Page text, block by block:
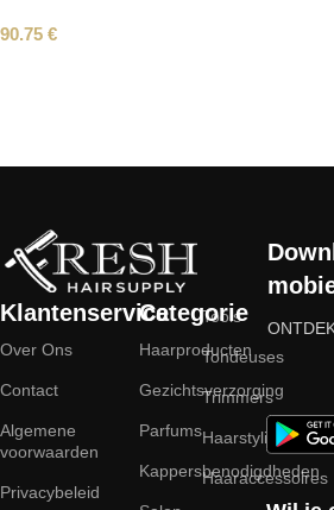
90.75 €
Klantenservice
Over Ons
Contact
Algemene
voorwaarden
Privacybeleid
Categorie
Haarproducten
Gezichtsverzorging
Parfums
Kappersbenodigdheden
Tools
Tondeuses
Trimmers
Haarstyling
Haaraccessoires